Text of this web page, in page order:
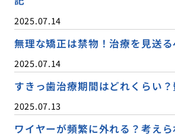
2025.07.14
無理な矯正は禁物！治療を見送
2025.07.14
すきっ歯治療期間はどれくらい
2025.07.13
ワイヤーが頻繁に外れる？考え